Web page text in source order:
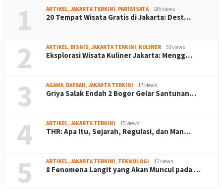
1 ARTIKEL, JAKARTA TERKINI, PARIWISATA 186 views
20 Tempat Wisata Gratis di Jakarta: Dest…
2 ARTIKEL, BISNIS, JAKARTA TERKINI, KULINER 53 views
Eksplorasi Wisata Kuliner Jakarta: Mengg…
3 AGAMA, DAERAH, JAKARTA TERKINI 17 views
Griya Salak Endah 2 Bogor Gelar Santunan…
4 ARTIKEL, JAKARTA TERKINI 15 views
THR: Apa Itu, Sejarah, Regulasi, dan Man…
5 ARTIKEL, JAKARTA TERKINI, TEKNOLOGI 12 views
8 Fenomena Langit yang Akan Muncul pada …